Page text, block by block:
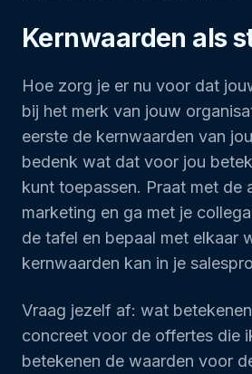
Kernwaarden als
Hoe zorg je er nu voor dat
bij het merk van jouw
eerste de kernwaarden van
bedenk wat dat voor jou
kunt toepassen. Praat met de
marketing en ga met je
de tafel en bepaal met elkaar
kernwaarden kan in je
Vraag jezelf af: wat
concreet voor de offertes die
betekenen de waarden voor